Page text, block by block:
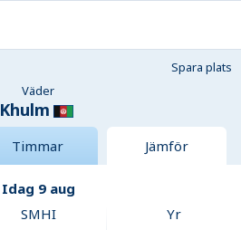
Spara plats
Väder
Khulm
Timmar Jämför
Idag 9 aug
SMHI Yr